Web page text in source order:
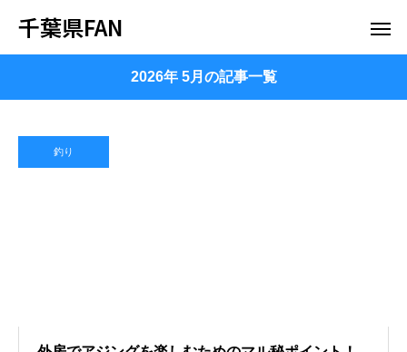
千葉県FAN
2026年 5月の記事一覧
釣り